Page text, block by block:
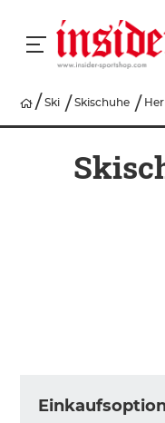
RACING
Ski Skischuhe